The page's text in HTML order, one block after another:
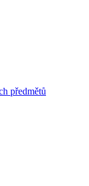
předmětů